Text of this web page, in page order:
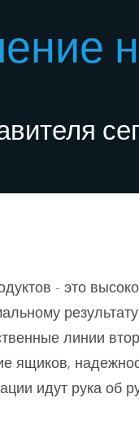
- это
линии
ящиков,
идут рука об